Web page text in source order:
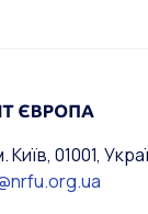
Київ, 01001,